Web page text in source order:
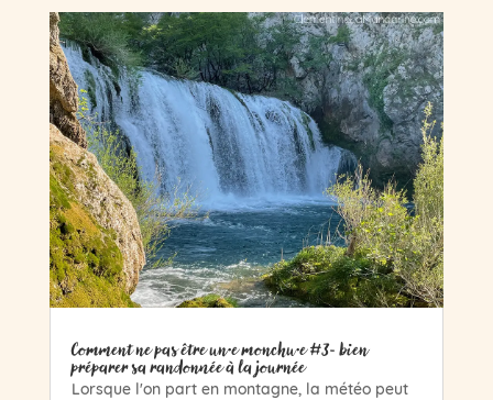
Comment ne pas être un·e monchu·e #3- bien
préparer sa randonnée à la journée
Lorsque l'on part en montagne, la météo peut